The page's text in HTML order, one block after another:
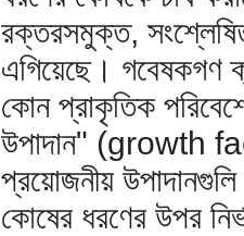
রক্তরসমুক্ত,
এগিয়েছে। গবেষকগণ
কোন প্রাকৃতিক
উপাদান" (growth
প্রয়োজনীয়
কোষের ধরণের উপর